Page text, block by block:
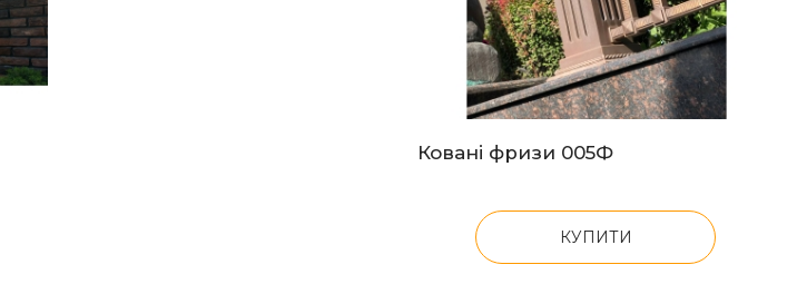
Ковані фризи 005Ф
КУПИТИ